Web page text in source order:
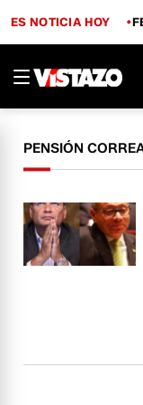
ES NOTICIA HOY
PENSIÓN